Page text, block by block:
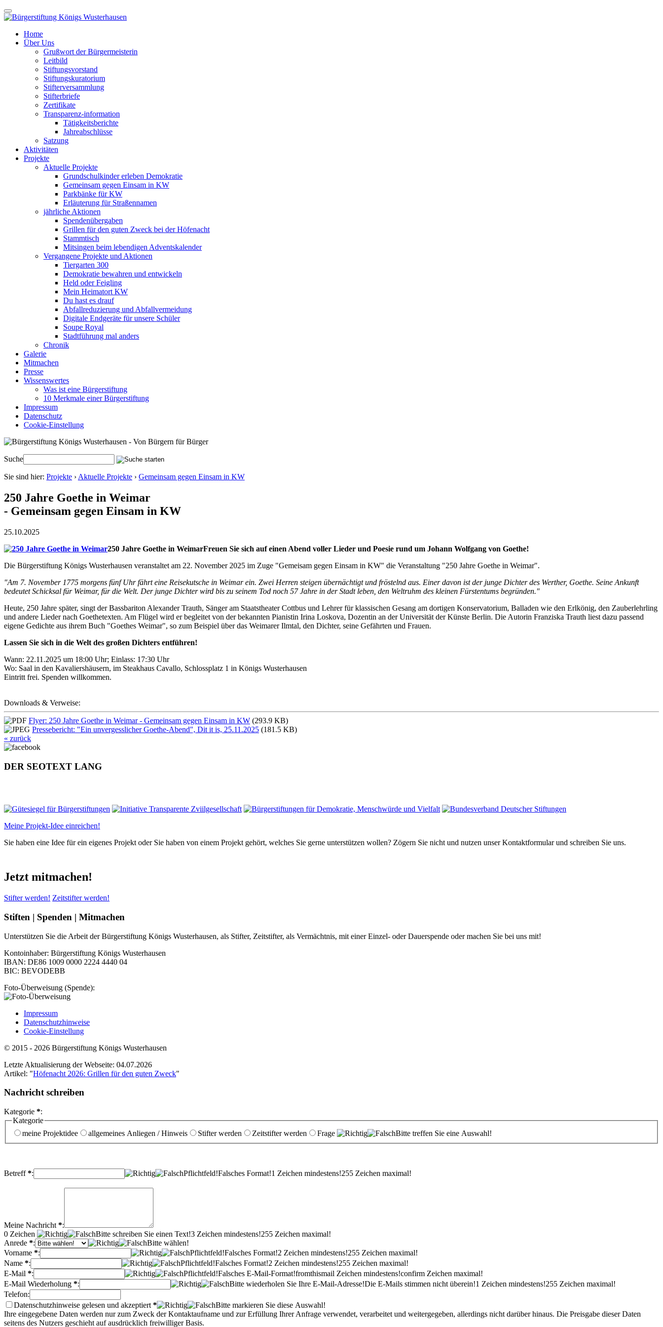
Home
Über Uns
Grußwort der Bürgermeisterin
Leitbild
Stiftungsvorstand
Stiftungskuratorium
Stifterversammlung
Stifterbriefe
Zertifikate
Transparenz-information
Tätigkeitsberichte
Jahreabschlüsse
Satzung
Aktivitäten
Projekte
Aktuelle Projekte
Grundschulkinder erleben Demokratie
Gemeinsam gegen Einsam in KW
Parkbänke für KW
Erläuterung für Straßennamen
jährliche Aktionen
Spendenübergaben
Grillen für den guten Zweck bei der Höfenacht
Stammtisch
Mitsingen beim lebendigen Adventskalender
Vergangene Projekte und Aktionen
Tiergarten 300
Demokratie bewahren und entwickeln
Held oder Feigling
Mein Heimatort KW
Du hast es drauf
Abfallreduzierung und Abfallvermeidung
Digitale Endgeräte für unsere Schüler
Soupe Royal
Stadtführung mal anders
Chronik
Galerie
Mitmachen
Presse
Wissenswertes
Was ist eine Bürgerstiftung
10 Merkmale einer Bürgerstiftung
Impressum
Datenschutz
Cookie-Einstellung
Suche
Sie sind hier: Projekte › Aktuelle Projekte › Gemeinsam gegen Einsam in KW
250 Jahre Goethe in Weimar
- Gemeinsam gegen Einsam in KW
25.10.2025
250 Jahre Goethe in WeimarFreuen Sie sich auf einen Abend voller Lieder und Poesie rund um Johann Wolfgang von Goethe!
Die Bürgerstiftung Königs Wusterhausen veranstaltet am 22. November 2025 im Zuge "Gemeisam gegen Einsam in KW" die Veranstaltung "250 Jahre Goethe in Weimar".
"Am 7. November 1775 morgens fünf Uhr fährt eine Reisekutsche in Weimar ein. Zwei Herren steigen übernächtigt und fröstelnd aus. Einer davon ist der junge Dichter des Werther, Goethe. Seine Ankunft
bedeutet Schicksal für Weimar, für die Welt. Der junge Dichter wird bis zu seinem Tod noch 57 Jahre in der Stadt leben, den Weltruhm des kleinen Fürstentums begründen."
Heute, 250 Jahre später, singt der Bassbariton Alexander Trauth, Sänger am Staatstheater Cottbus und Lehrer für klassischen Gesang am dortigen Konservatorium, Balladen wie den Erlkönig, den Zauberlehrling
und andere Lieder nach Goethetexten. Am Flügel wird er begleitet von der bekannten Pianistin Irina Loskova, Dozentin an der Universität der Künste Berlin. Die Autorin Franziska Trauth liest dazu passend
eigene Gedichte aus ihrem Buch "Goethes Weimar", so zum Beispiel über das Weimarer Ilmtal, den Dichter, seine Gefährten und Frauen.
Lassen Sie sich in die Welt des großen Dichters entführen!
Wann: 22.11.2025 um 18:00 Uhr; Einlass: 17:30 Uhr
Wo: Saal in den Kavaliershäusern, im Steakhaus Cavallo, Schlossplatz 1 in Königs Wusterhausen
Eintritt frei. Spenden willkommen.
Downloads & Verweise:
Flyer: 250 Jahre Goethe in Weimar - Gemeinsam gegen Einsam in KW (293.9 KB)
Pressebericht: "Ein unvergesslicher Goethe-Abend", Dit it is, 25.11.2025 (181.5 KB)
« zurück
DER SEOTEXT LANG
Meine Projekt-Idee einreichen!
Sie haben eine Idee für ein eigenes Projekt oder Sie haben von einem Projekt gehört, welches Sie gerne unterstützen wollen? Zögern Sie nicht und nutzen unser Kontaktformular und schreiben Sie uns.
Jetzt mitmachen!
Stifter werden! Zeitstifter werden!
Stiften | Spenden | Mitmachen
Unterstützen Sie die Arbeit der Bürgerstiftung Königs Wusterhausen, als Stifter, Zeitstifter, als Vermächtnis, mit einer Einzel- oder Dauerspende oder machen Sie bei uns mit!
Kontoinhaber: Bürgerstiftung Königs Wusterhausen
IBAN: DE86 1009 0000 2224 4440 04
BIC: BEVODEBB
Foto-Überweisung (Spende):
Impressum
Datenschutzhinweise
Cookie-Einstellung
© 2015 - 2026 Bürgerstiftung Königs Wusterhausen
Letzte Aktualisierung der Webseite: 04.07.2026
Artikel: "Höfenacht 2026: Grillen für den guten Zweck"
Nachricht schreiben
Kategorie *:
Kategorie
meine Projektidee
allgemeines Anliegen / Hinweis Stifter werden Zeitstifter werden Frage Bitte treffen Sie eine Auswahl!
Betreff*: Pflichtfeld!Falsches Format!1 Zeichen mindestens!255 Zeichen maximal!
Meine Nachricht *:
0 Zeichen Bitte schreiben Sie einen Text!3 Zeichen mindestens!255 Zeichen maximal!
Anrede *:
Bitte wählen!
Vorname *: Pflichtfeld!Falsches Format!2 Zeichen mindestens!255 Zeichen maximal!
Name *: Pflichtfeld!Falsches Format!2 Zeichen mindestens!255 Zeichen maximal!
E-Mail *: Pflichtfeld!Falsches E-Mail-Format!fromthismail Zeichen mindestens!confirm Zeichen maximal!
E-Mail Wiederholung *: Bitte wiederholen Sie Ihre E-Mail-Adresse!Die E-Mails stimmen nicht überein!1 Zeichen mindestens!255 Zeichen maximal!
Telefon:
Datenschutzhinweise gelesen und akzeptiert *
Bitte markieren Sie diese Auswahl!
Ihre eingegebene Daten werden nur zum Zweck der Kontaktaufname und zur Erfüllung Ihrer Anfrage verwendet, verarbeitet und weitergegeben, allerdings nicht darüber hinaus. Die Preisgabe dieser Daten
seitens des Nutzers geschieht auf ausdrücklich freiwilliger Basis.